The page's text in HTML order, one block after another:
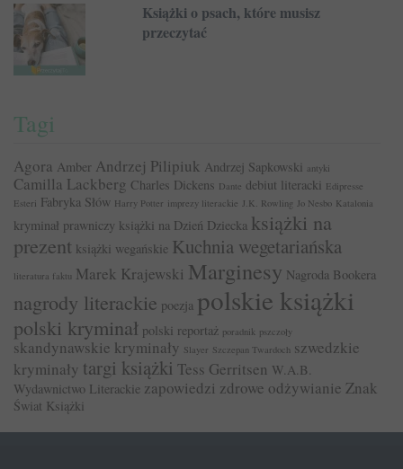
Książki o psach, które musisz
przeczytać
Tagi
Agora Amber Andrzej Pilipiuk Andrzej Sapkowski antyki
Camilla Lackberg Charles Dickens Dante debiut literacki Edipresse
Esteri Fabryka Słów Harry Potter imprezy literackie J.K. Rowling Jo Nesbo Katalonia
kryminał prawniczy książki na Dzień Dziecka książki na
prezent książki wegańskie Kuchnia wegetariańska
literatura faktu Marek Krajewski Marginesy Nagroda Bookera
nagrody literackie poezja polskie książki
polski kryminał polski reportaż poradnik pszczoły
skandynawskie kryminały Slayer Szczepan Twardoch szwedzkie
kryminały targi książki Tess Gerritsen W.A.B.
Wydawnictwo Literackie zapowiedzi zdrowe odżywianie Znak
Świat Książki